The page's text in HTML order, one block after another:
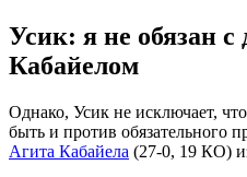
Усик: я не обязан с
Кабайелом
Однако, Усик не исключает,
быть и против обязательного
Агита Кабайела (27-0, 19 КО)